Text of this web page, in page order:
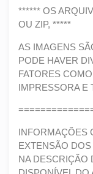
****** OS
OU ZIP, *****
AS IMAGENS
PODE HAVER
FATORES
IMPRESSORA E
INFORMAÇÕES
EXTENSÃO
NA DESCRIÇÃO